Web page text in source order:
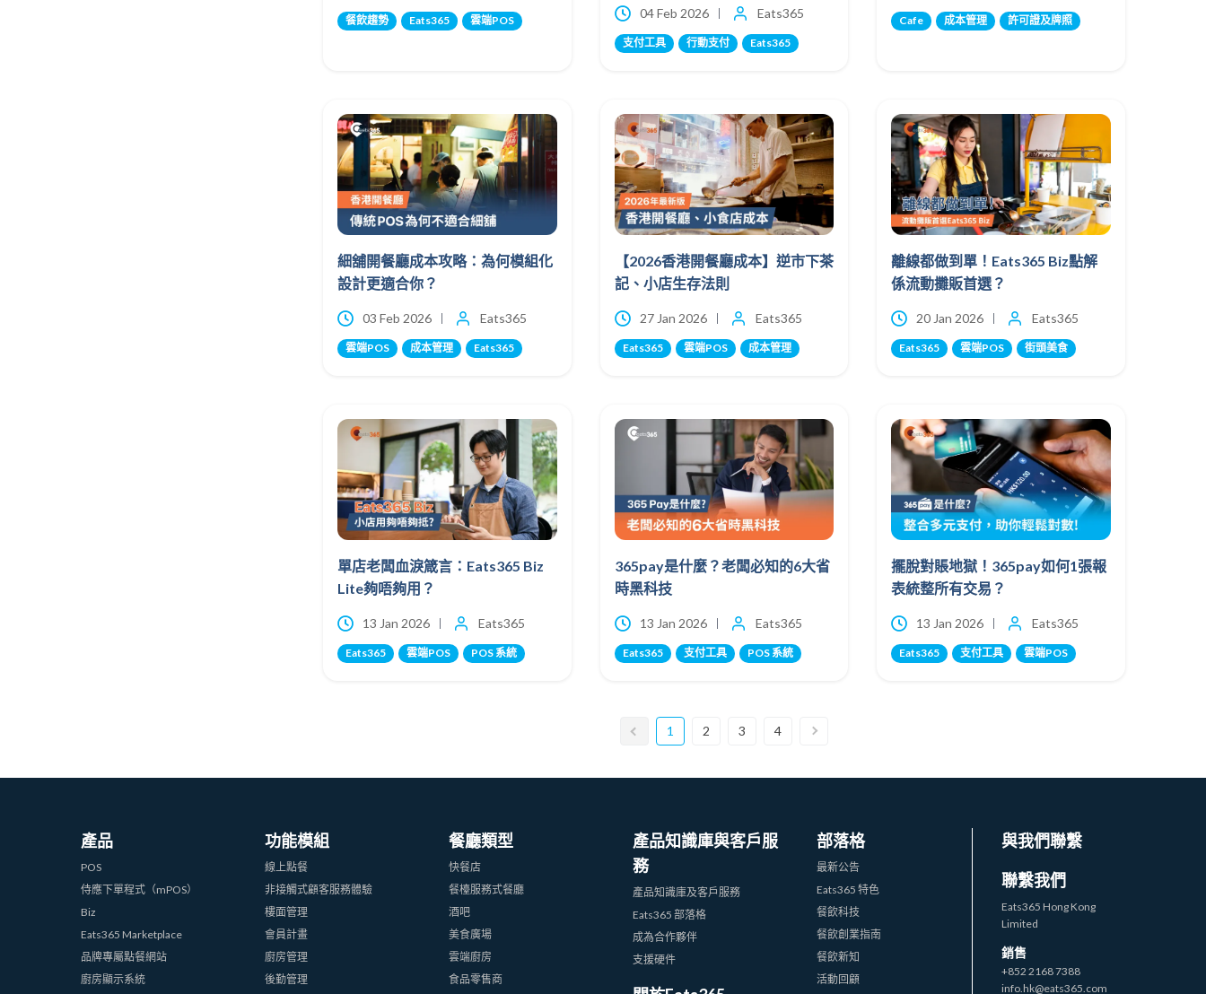
餐飲趨勢 Eats365 雲端POS 04 Feb 2026 Eats365
支付工具 行動支付 Eats365
Cafe 成本管理 許可證及牌照
細舖開餐廳成本攻略：為何模組化
設計更適合你？
03 Feb 2026 Eats365
雲端POS 成本管理 Eats365
【2026香港開餐廳成本】逆市下茶
記、小店生存法則
27 Jan 2026 Eats365
Eats365 雲端POS 成本管理
離線都做到單！Eats365 Biz點解
係流動攤販首選？
20 Jan 2026 Eats365
Eats365 雲端POS 街頭美食
單店老闆血淚箴言：Eats365 Biz
Lite夠唔夠用？
13 Jan 2026 Eats365
Eats365 雲端POS POS 系統
365pay是什麼？老闆必知的6大省
時黑科技
13 Jan 2026 Eats365
Eats365 支付工具 POS 系統
擺脫對賬地獄！365pay如何1張報
表統整所有交易？
13 Jan 2026 Eats365
Eats365 支付工具 雲端POS
1 2 3 4
產品
POS
侍應下單程式（mPOS）
Biz
Eats365 Marketplace
品牌專屬點餐網站
廚房顯示系統
功能模組
線上點餐
非接觸式顧客服務體驗
樓面管理
會員計畫
廚房管理
後勤管理
餐廳類型
快餐店
餐檯服務式餐廳
酒吧
美食廣場
雲端廚房
食品零售商
產品知識庫與客戶服
務
產品知識庫及客戶服務
Eats365 部落格
成為合作夥伴
支援硬件
部落格
最新公告
Eats365 特色
餐飲科技
餐飲創業指南
餐飲新知
活動回顧
與我們聯繫
聯繫我們
Eats365 Hong Kong
Limited
銷售
+852 2168 7388
info.hk@eats365.com